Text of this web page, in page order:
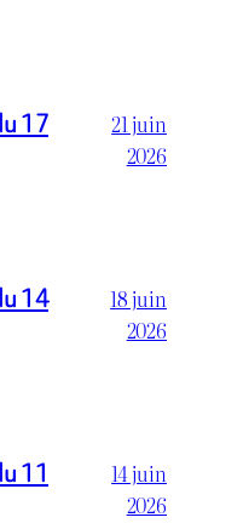
17
21 juin
2026
14
18 juin
2026
11
14 juin
2026